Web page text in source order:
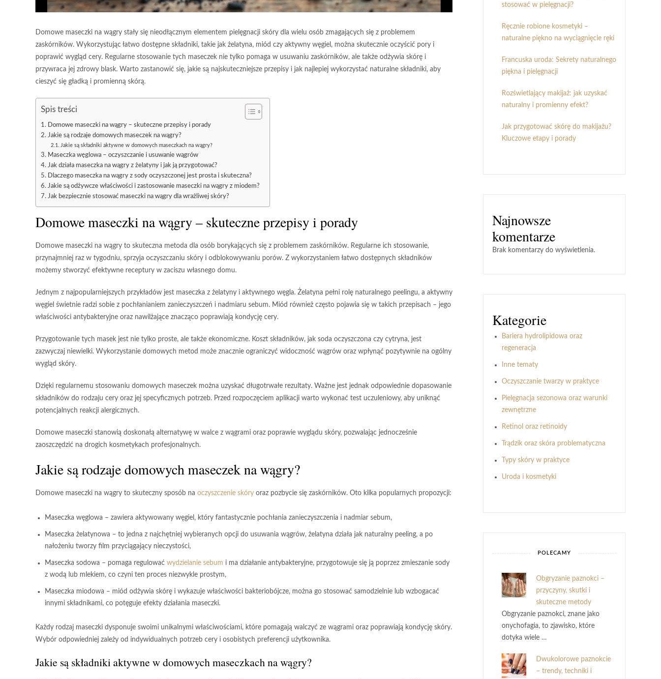
Domowe maseczki na wągry stały się nieodłącznym elementem pielęgnacji skóry dla wielu osób zmagających się z problemem
zaskórników. Wykorzystując łatwo dostępne składniki, takie jak żelatyna, miód czy aktywny węgiel, można skutecznie oczyścić pory i
poprawić wygląd cery. Regularne stosowanie tych maseczek nie tylko pomaga w usuwaniu zaskórników, ale także odżywia skórę i
przywraca jej zdrowy blask. Warto zastanowić się, jakie są najskuteczniejsze przepisy i jak najlepiej wykorzystać naturalne składniki, aby
cieszyć się gładką i promienną skórą.
Spis treści
Domowe maseczki na wągry – skuteczne przepisy i porady
Jakie są rodzaje domowych maseczek na wągry?
Jakie są składniki aktywne w domowych maseczkach na wągry?
Maseczka węglowa – oczyszczanie i usuwanie wągrów
Jak działa maseczka na wągry z żelatyny i jak ją przygotować?
Dlaczego maseczka na wągry z sody oczyszczonej jest prosta i skuteczna?
Jakie są odżywcze właściwości i zastosowanie maseczki na wągry z miodem?
Jak bezpiecznie stosować maseczki na wągry dla wrażliwej skóry?
Domowe maseczki na wągry – skuteczne przepisy i porady
Domowe maseczki na wągry to skuteczna metoda dla osób borykających się z problemem zaskórników. Regularne ich stosowanie,
przynajmniej raz w tygodniu, sprzyja oczyszczaniu skóry i odblokowywaniu porów. Z wykorzystaniem łatwo dostępnych składników
możemy stworzyć efektywne receptury w zaciszu własnego domu.
Jednym z najpopularniejszych przykładów jest maseczka z żelatyny i aktywnego węgla. Żelatyna pełni rolę naturalnego peelingu, a aktywny
węgiel świetnie radzi sobie z pochłanianiem zanieczyszczeń i nadmiaru sebum. Miód również często pojawia się w takich przepisach – jego
właściwości antybakteryjne oraz nawilżające znacząco poprawiają kondycję cery.
Przygotowanie tych masek jest nie tylko proste, ale także ekonomiczne. Koszt składników, jak soda oczyszczona czy cytryna, jest
zazwyczaj niewielki. Wykorzystanie domowych metod może znacznie ograniczyć widoczność wągrów oraz wpłynąć pozytywnie na ogólny
wygląd skóry.
Dzięki regularnemu stosowaniu domowych maseczek można uzyskać długotrwałe rezultaty. Ważne jest jednak odpowiednie dopasowanie
składników do rodzaju cery oraz jej specyficznych potrzeb. Przed rozpoczęciem aplikacji warto wykonać test uczuleniowy, aby uniknąć
potencjalnych reakcji alergicznych.
Domowe maseczki stanowią doskonałą alternatywę w walce z wągrami oraz poprawie wyglądu skóry, pozwalając jednocześnie
zaoszczędzić na drogich kosmetykach profesjonalnych.
Jakie są rodzaje domowych maseczek na wągry?
Domowe maseczki na wągry to skuteczny sposób na oczyszczenie skóry oraz pozbycie się zaskórników. Oto kilka popularnych propozycji:
Maseczka węglowa – zawiera aktywowany węgiel, który fantastycznie pochłania zanieczyszczenia i nadmiar sebum,
Maseczka żelatynowa – to jedna z najchętniej wybieranych opcji do usuwania wągrów, żelatyna działa jak naturalny peeling, a po
nałożeniu tworzy film przyciągający nieczystości,
Maseczka sodowa – pomaga regulować wydzielanie sebum i ma działanie antybakteryjne, przygotowuje się ją poprzez zmieszanie sody
z wodą lub mlekiem, co czyni ten proces niezwykle prostym,
Maseczka miodowa – miód odżywia skórę i wykazuje właściwości bakteriobójcze, można go stosować samodzielnie lub wzbogacać
innymi składnikami, co potęguje efekty działania maseczki.
Każdy rodzaj maseczki dysponuje swoimi unikalnymi właściwościami, które pomagają walczyć ze wągrami oraz poprawiają kondycję skóry.
Wybór odpowiedniej zależy od indywidualnych potrzeb cery i osobistych preferencji użytkownika.
Jakie są składniki aktywne w domowych maseczkach na wągry?
stosować w pielęgnacji?
Ręcznie robione kosmetyki –
naturalne piękno na wyciągnięcie ręki
Francuska uroda: Sekrety naturalnego
piękna i pielęgnacji
Rozświetlający makijaż: jak uzyskać
naturalny i promienny efekt?
Jak przygotować skórę do makijażu?
Kluczowe etapy i porady
Najnowsze
komentarze
Brak komentarzy do wyświetlenia.
Kategorie
Bariera hydrolipidowa oraz
regeneracja
Inne tematy
Oczyszczanie twarzy w praktyce
Pielęgnacja sezonowa oraz warunki
zewnętrzne
Retinol oraz retinoidy
Trądzik oraz skóra problematyczna
Typy skóry w praktyce
Uroda i kosmetyki
POLECAMY
Obgryzanie paznokci –
przyczyny, skutki i
skuteczne metody
Obgryzanie paznokci, znane jako
onychofagia, to zjawisko, które
dotyka wiele …
Dwukolorowe paznokcie
– trendy, techniki i